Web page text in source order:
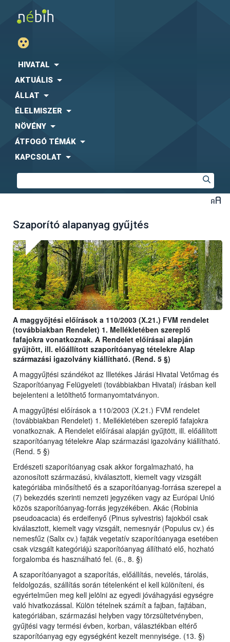
HIVATAL
AKTUÁLIS
ÁLLAT
ÉLELMISZER
NÖVÉNY
ÁTFOGÓ TÉMÁK
KAPCSOLAT
Szaporító alapanyag gyűjtés
A maggyőjtési előírások a 110/2003 (X.21.) FVM rendelet
(továbbiakban Rendelet) 1. Mellékletében szereplő
fafajokra vonatkoznak. A Rendelet előírásai alapján
gyűjtött, ill. előállított szaporítóanyag tételekre Alap
származási igazolvány kiállítható. (Rend. 5 §)
A maggyűjtési szándékot az Illetékes Járási Hivatal Vetőmag és
Szaporítóanyag Felügyeleti (továbbiakban Hivatal) írásban kell
bejelenteni a letölthető formanyomtatványon.
A maggyűjtési előírások a 110/2003 (X.21.) FVM rendelet
(továbbiakban Rendelet) 1. Mellékletében szereplő fafajokra
vonatkoznak. A Rendelet előírásai alapján gyűjtött, ill. előállított
szaporítóanyag tételekre Alap származási igazolvány kiállítható.
(Rend. 5 §)
Erdészeti szaporítóanyag csak akkor forgalmazható, ha
azonosított származású, kiválasztott, kiemelt vagy vizsgált
kategóriába minősíthető és a szaporítóanyag-forrása szerepel a
(7) bekezdés szerinti nemzeti jegyzéken vagy az Európai Unió
közös szaporítóanyag-forrás jegyzékében. Akác (Robinia
pseudoacacia) és erdeifenyő (Pinus sylvestris) fajokból csak
kiválasztott, kiemelt vagy vizsgált, nemesnyár (Populus cv.) és
nemesfűz (Salix cv.) fajták vegetatív szaporítóanyaga esetében
csak vizsgált kategóriájú szaporítóanyag állítható elő, hozható
forgalomba és használható fel. (6., 8. §)
A szaporítóanyagot a szaporítás, előállítás, nevelés, tárolás,
feldolgozás, szállítás során tételenként el kell különíteni, és
egyértelműen meg kell jelölni az egyedi jóváhagyási egységre
való hivatkozással. Külön tételnek számít a fajban, fajtában,
kategóriában, származási helyben vagy törzsültetvényben,
gyűjtési vagy termési évben, korban, választékban eltérő
szaporítóanyag egy egységként kezelt mennyisége. (13. §)